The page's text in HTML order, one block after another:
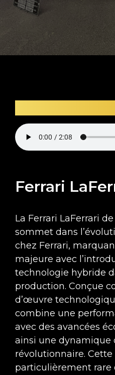
Ferrari
La Ferrari LaFerrari
sommet dans
chez Ferrari,
majeure avec
technologie hybride
production. Conçue
d’œuvre
combine une
avec des avancées
ainsi une dynamique
révolutionnaire.
particulièrement rare